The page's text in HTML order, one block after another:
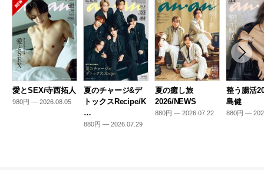
愛とSEX/寺西拓人
980円 — 2026.08.05
夏のチャージ&デ
トックスRecipe/K
…
880円 — 2026.07.29
夏の癒し旅
2026/NEWS
880円 — 2026.07.22
整う腸活
島健
880円 —